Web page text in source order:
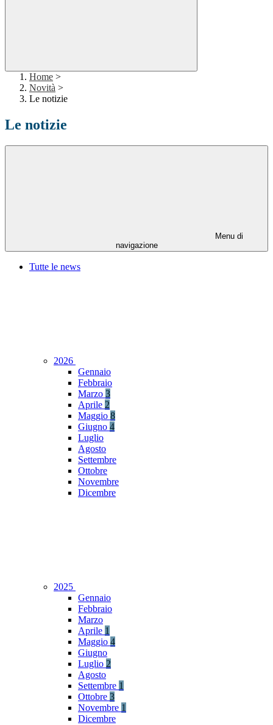
Home >
Novità >
Le notizie
Le notizie
Menu di
navigazione
Tutte le news
2026
Gennaio
Febbraio
Marzo 3
Aprile 2
Maggio 8
Giugno 4
Luglio
Agosto
Settembre
Ottobre
Novembre
Dicembre
2025
Gennaio
Febbraio
Marzo
Aprile 1
Maggio 4
Giugno
Luglio 2
Agosto
Settembre 1
Ottobre 3
Novembre 1
Dicembre